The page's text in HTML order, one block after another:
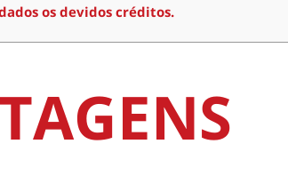
os devidos créditos.